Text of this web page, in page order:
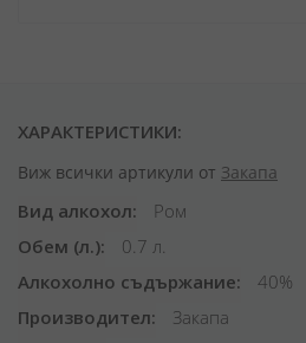
ХАРАКТЕРИСТИКИ:
Виж всички артикули от Закапа
Вид алкохол
Ром
Обем (л.)
0.7 л.
Алкохолно съдържание
40%
Производител
Закапа